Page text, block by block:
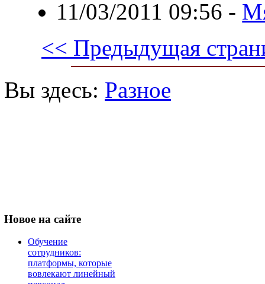
11/03/2011 09:56 -
<< Предыдущая
Вы здесь: Разное
Новое на сайте
Обучение
сотрудников:
платформы, которые
вовлекают линейный